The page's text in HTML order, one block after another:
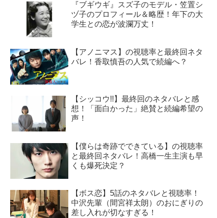
『ブギウギ』スズ子のモデル・笠置シ
ヅ子のプロフィール＆略歴！年下の大
学生との恋が波瀾万丈！
【アノニマス】の視聴率と最終回ネタ
バレ！香取慎吾の人気で続編へ？
【シッコウ!!】最終回のネタバレと感
想！「面白かった」絶賛と続編希望の
声！
【僕らは奇跡でできている】の視聴率
と最終回ネタバレ！高橋一生主演も早
くも爆死決定？
【ボス恋】5話のネタバレと視聴率！
中沢先輩（間宮祥太朗）のおにぎりの
差し入れが切なすぎる！